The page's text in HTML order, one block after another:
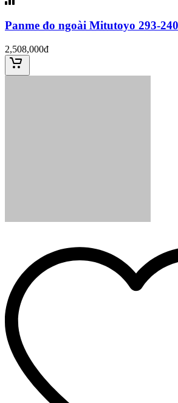
Panme đo ngoài Mitutoyo 293-
2,508,000đ